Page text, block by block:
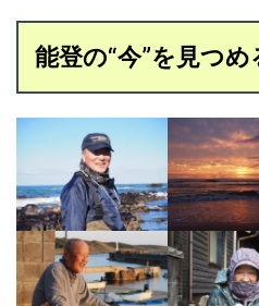
能登の“今”を見つめ